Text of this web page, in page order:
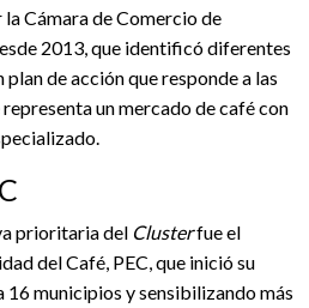
Cámara de Comercio de
2013, que identificó diferentes
de acción que responde a las
un mercado de café con
prioritaria del Clusterfue el
del Café, PEC, que inició su
16 municipios y sensibilizando más